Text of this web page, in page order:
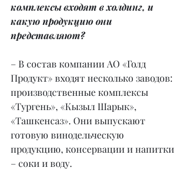
комплексы входят в холдинг, и
какую продукцию они
представляют?
– В состав компании АО «Голд
Продукт» входят несколько заводов:
производственные комплексы
«Тургень», «Кызыл Шарык»,
«Ташкенсаз». Они выпускают
готовую винодельческую
продукцию, консервации и напитки
– соки и воду.